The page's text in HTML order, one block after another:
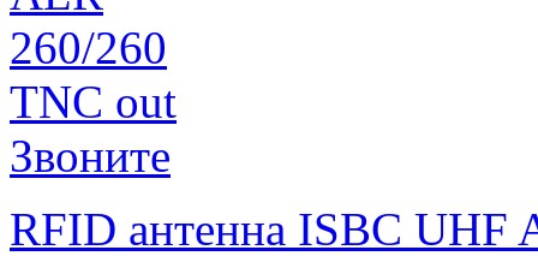
Звоните
RFID антенна ISBC UHF